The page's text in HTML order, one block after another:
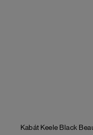
Kabát Keele Black